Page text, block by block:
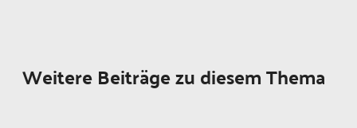
Weitere Beiträge zu diesem Thema